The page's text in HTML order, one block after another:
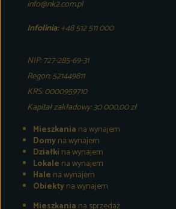
info@nk2.com.pl
Infolinia:+48 512 511 000
NIP: 727-285-69-31
Regon: 521449811
KRS: 0000959710
Kapitał zakładowy: 30 000,00 zł
Mieszkania na wynajem
Domyna wynajem
Działki na wynajem
Lokale na wynajem
Hale na wynajem
Obiektyna wynajem